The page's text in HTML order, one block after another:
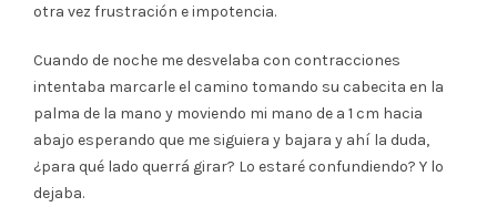
otra vez frustración e impotencia.
Cuando de noche me desvelaba con contracciones
intentaba marcarle el camino tomando su cabecita en la
palma de la mano y moviendo mi mano de a 1 cm hacia
abajo esperando que me siguiera y bajara y ahí la duda,
¿para qué lado querrá girar? Lo estaré confundiendo? Y lo
dejaba.